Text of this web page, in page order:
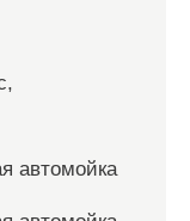
автомойка